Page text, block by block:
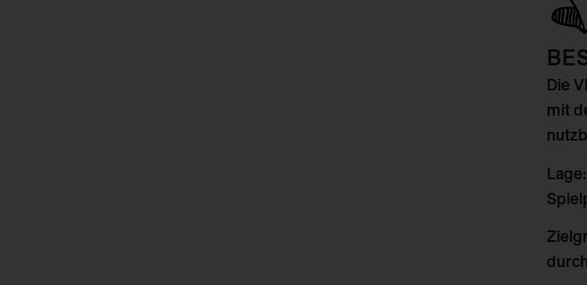
Die
mit
Lage